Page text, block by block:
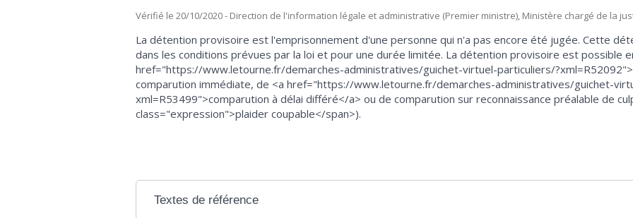
Vérifié le 20/10/2020 - Direction de l'information légale et administrative (Premier ministre), Ministère chargé de la
La détention provisoire est l'emprisonnement d'une personne qui n'a pas encore été jugée. Cette
dans les conditions prévues par la loi et pour une durée limitée. La détention provisoire est possible
href="https://www.letourne.fr/demarches-administratives/guichet-virtuel-particuliers/
comparution immédiate, de <a href="https://www.letourne.fr/demarches-administratives/guichet-
xml=R53499">comparution à délai différé</a> ou de comparution sur reconnaissance préalable de
class="expression">plaider coupable</span>).
Textes de référence